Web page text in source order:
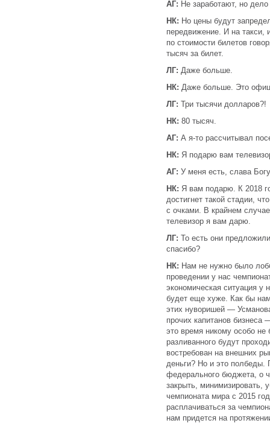
АГ: Не заработают, но
НК: Но цены будут
передвижение. И на такси,
по стоимости билетов
тысяч за билет.
ЛГ: Даже больше.
НК: Даже больше. Это
ЛГ: Три тысячи долларов?!
НК: 80 тысяч.
АГ: А я-то рассчитывал
НК: Я подарю вам
АГ: У меня есть, слава
НК: Я вам подарю. К 2018
достигнет такой стадии,
с очками. В крайнем
телевизор я вам дарю.
ЛГ: То есть они
спасибо?
НК: Нам не нужно было
проведении у нас
экономическая ситуация у
будет еще хуже. Как бы нам
этих нуворишей —
прочих капитанов бизнеса
это время никому особо
разливанного будут
востребован на внешних
деньги? Но и это полбеды.
федерального бюджета, о
закрыть, минимизировать,
чемпионата мира с 2015
расплачиваться за
нам придется на